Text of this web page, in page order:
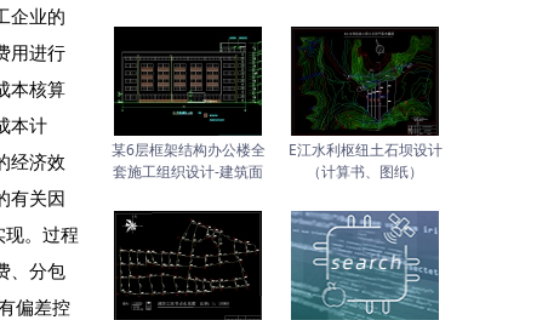
企业的
用进行
本核算
本计
经济效
有关因
。过程
、分包
偏差控
某6层框架结构办公楼全
套施工组织设计-建筑面
E江水利枢纽土石坝设计
（计算书、图纸）